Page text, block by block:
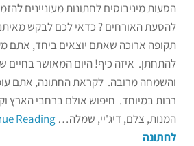
הסעות מיניבוסים לחתונות מעוניינים
להסעת האורחים ? כדאי לכם לבקש
תקופה ארוכה שאתם יוצאים ביחד, אתם
להתחתן. איזה כיף! היום המאושר
והשמחה מרובה. לקראת החתונה, אתם
רבות במיוחד. חיפוש אולם ברחבי הארץ
המנות, צלם, דיג'יי, שמלה…Reading
לחתונה